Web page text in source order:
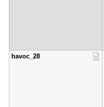
havoc_28